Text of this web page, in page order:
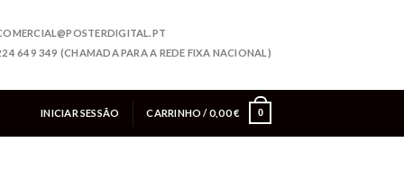
649 349 (CHAMADA PARA A REDE FIXA NACIONAL)
INICIAR SESSÃO CARRINHO /0,00€ 0